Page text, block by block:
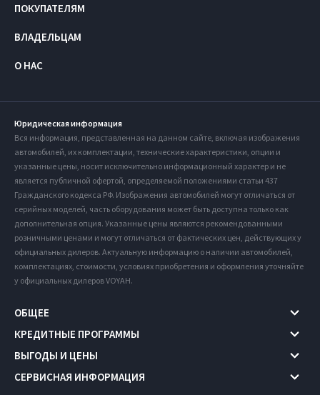
ПОКУПАТЕЛЯМ
ВЛАДЕЛЬЦАМ
О НАС
Юридическая информация
Вся информация, представленная на данном сайте, включая изображения
автомобилей, их комплектации, технические характеристики, опции и
указанные цены, носит исключительно информационный характер и не
является публичной офертой, определяемой положениями статьи 437
Гражданского кодекса РФ. Изображения автомобилей могут отличаться от
серийных моделей, часть оборудования может быть доступна только как
дополнительная опция. Указанные цены являются рекомендованными
розничными ценами и могут отличаться от фактических цен, действующих у
официальных дилеров. Актуальную информацию о наличии автомобилей,
комплектациях, стоимости, условиях приобретения и оформления уточняйте
у официальных дилеров VOYAH.
ОБЩЕЕ
КРЕДИТНЫЕ ПРОГРАММЫ
ВЫГОДЫ И ЦЕНЫ
СЕРВИСНАЯ ИНФОРМАЦИЯ